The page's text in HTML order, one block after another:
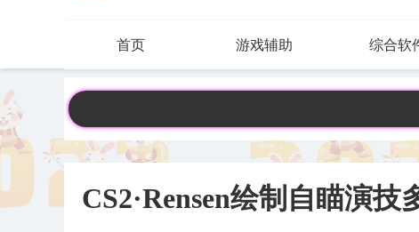
首页 游戏辅助 综合软
CS2·Rensen绘制自瞄演技